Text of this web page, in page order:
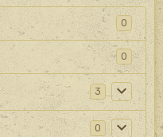
0
0
3
0